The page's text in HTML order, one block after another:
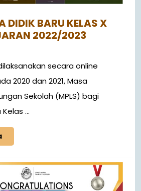
DIDIK BARU KELAS X
2022/2023
secara online
2020 dan 2021, Masa
Sekolah (MPLS) bagi
...